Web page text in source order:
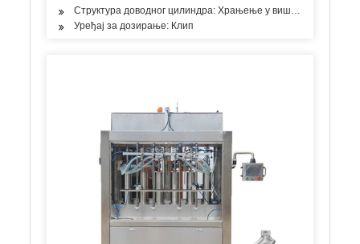
Структура доводног цилиндра: Храњење у више просторија
Уређај за дозирање: Клип